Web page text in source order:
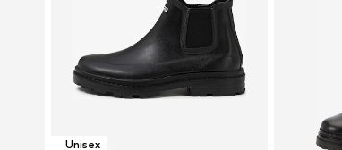
Unisex